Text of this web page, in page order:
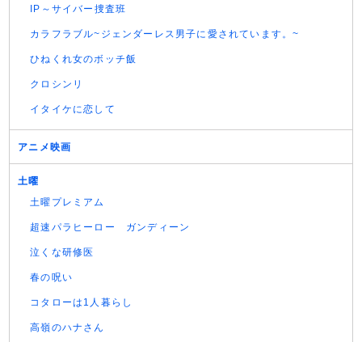
IP～サイバー捜査班
カラフラブル~ジェンダーレス男子に愛されています。~
ひねくれ女のボッチ飯
クロシンリ
イタイケに恋して
アニメ映画
土曜
土曜プレミアム
超速パラヒーロー ガンディーン
泣くな研修医
春の呪い
コタローは1人暮らし
高嶺のハナさん